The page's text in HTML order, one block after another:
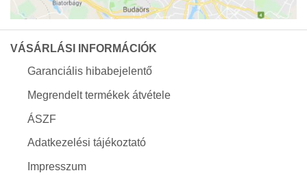
VÁSÁRLÁSI INFORMÁCIÓK
Garanciális hibabejelentő
Megrendelt termékek átvétele
ÁSZF
Adatkezelési tájékoztató
Impresszum